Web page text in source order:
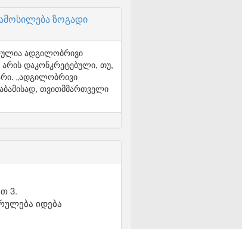
ზოგადი
ადგილობრივი
დაკონკრეტებული, თუ,
„ადგილობრივი
თვითმმართველი
3.
იდება